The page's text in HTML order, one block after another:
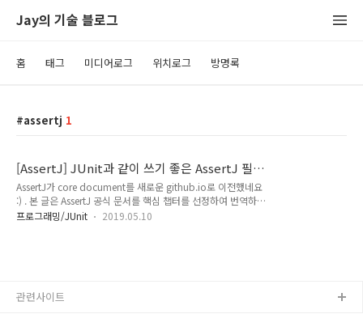
Jay의 기술 블로그
홈 태그 미디어로그 위치로그 방명록
assertj 1
[AssertJ] JUnit과 같이 쓰기 좋은 AssertJ 필
수 부분 정리
AssertJ가 core document를 새로운 github.io로 이전했네요
:) . 본 글은 AssertJ 공식 문서를 핵심 챕터를 선정하여 번역하며
정리한 글 입니다. http://joel-
junit의 assertEquals의 인자순서는 헷갈릴 가능성이 크다.
프로그래밍/JUnit 2019.05.10
관련사이트